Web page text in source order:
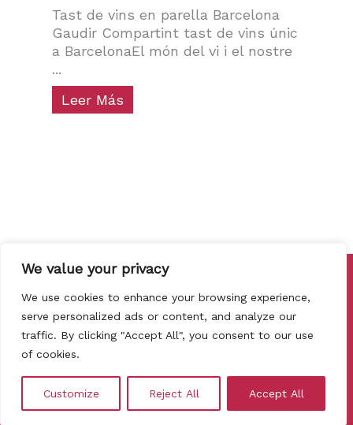
We value your privacy
We use cookies to enhance your browsing experience,
serve personalized ads or content, and analyze our
traffic. By clicking "Accept All", you consent to our use
of cookies.
Customize Reject All Accept All
Tast de vins en parella Barcelona
Gaudir Compartint tast de vins únic
a BarcelonaEl món del vi i el nostre
...
Leer Más
Copyright © 2026 Cata de Vinos Barcelona
Política de privadesa
Política de Cookies
Termes de Cancel·lació I
Reemborsament
Contacte